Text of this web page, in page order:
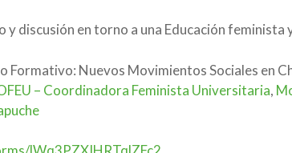
discusión en torno a una Educación feminista
Formativo: Nuevos Movimientos Sociales en
– Coordinadora Feminista Universitaria,